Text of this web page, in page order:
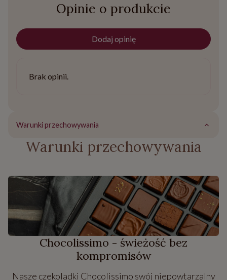
Opinie o produkcie
Dodaj opinię
Brak opinii.
Warunki przechowywania
Warunki przechowywania
Chocolissimo - świeżość bez
kompromisów
Nasze czekoladki Chocolissimo swój niepowtarzalny